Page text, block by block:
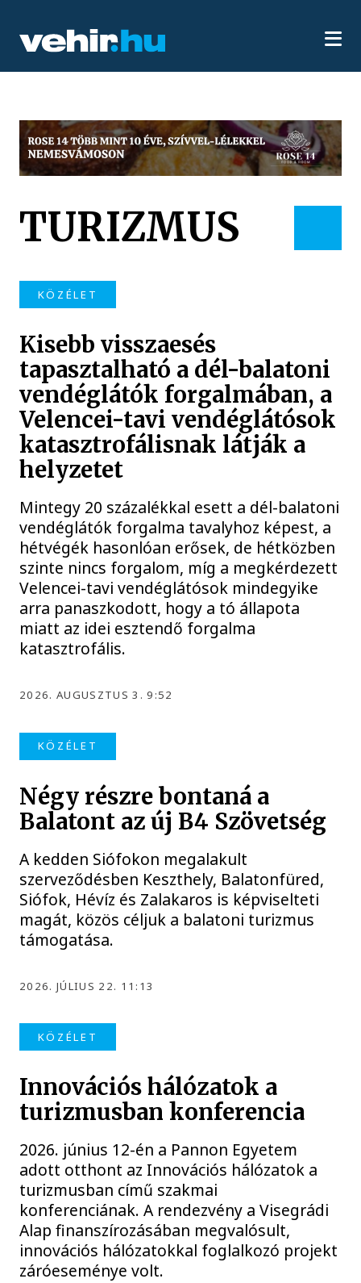
TURIZMUS
KÖZÉLET
Kisebb visszaesés
tapasztalható a dél-balatoni
vendéglátók forgalmában, a
Velencei-tavi vendéglátósok
katasztrofálisnak látják a
helyzetet
Mintegy 20 százalékkal esett a dél-balatoni
vendéglátók forgalma tavalyhoz képest, a
hétvégék hasonlóan erősek, de hétközben
szinte nincs forgalom, míg a megkérdezett
Velencei-tavi vendéglátósok mindegyike
arra panaszkodott, hogy a tó állapota
miatt az idei esztendő forgalma
katasztrofális.
2026. AUGUSZTUS 3. 9:52
KÖZÉLET
Négy részre bontaná a
Balatont az új B4 Szövetség
A kedden Siófokon megalakult
szerveződésben Keszthely, Balatonfüred,
Siófok, Hévíz és Zalakaros is képviselteti
magát, közös céljuk a balatoni turizmus
támogatása.
2026. JÚLIUS 22. 11:13
KÖZÉLET
Innovációs hálózatok a
turizmusban konferencia
2026. június 12-én a Pannon Egyetem
adott otthont az Innovációs hálózatok a
turizmusban című szakmai
konferenciának. A rendezvény a Visegrádi
Alap finanszírozásában megvalósult,
innovációs hálózatokkal foglalkozó projekt
záróeseménye volt.